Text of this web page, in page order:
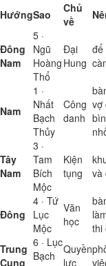
HướngSao
Chủ
về
Đông
Nam
5 ·
Ngũ
Hoàng
Thổ
Đại
Hung
để
Nam
1 ·
Nhất
Bạch
Thủy
Công
danh
vợ
Tây
Nam
3 ·
Tam
Bích
Mộc
Kiện
tụng
và
Đông
4 · Tứ
Lục
Mộc
Văn
học
thi
Trung
Cung
6 · Lục
Bạch
Quyền
lực